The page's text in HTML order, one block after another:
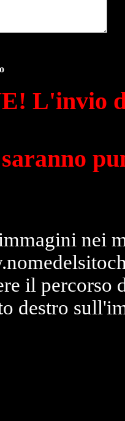
L'invio
nei
il percorso
destro